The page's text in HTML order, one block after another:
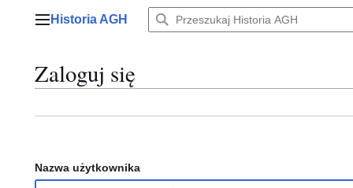
Menu główne
Historia AGH
Zaloguj się
Nazwa użytkownika